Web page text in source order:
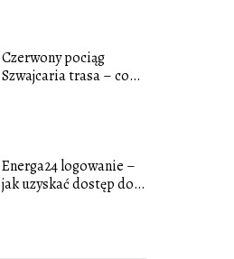
Czerwony pociąg
Szwajcaria trasa – co
Energa24 logowanie –
jak uzyskać dostęp do